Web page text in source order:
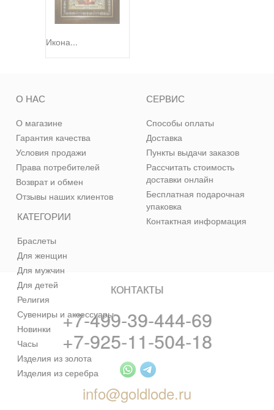
Икона...
КАТЕГОРИИ
Браслеты
Для женщин
Для мужчин
Для детей
Религия
Сувениры и аксессуары
Новинки
Часы
Изделия из золота
Изделия из серебра
О НАС
О магазине
Гарантия качества
Условия продажи
Права потребителей
Возврат и обмен
Отзывы наших клиентов
СЕРВИС
Способы оплаты
Доставка
Пункты выдачи заказов
Рассчитать стоимость
доставки онлайн
Бесплатная подарочная
упаковка
Контактная информация
КОНТАКТЫ
+7-499-39-444-69
+7-925-11-504-18
info@goldlode.ru